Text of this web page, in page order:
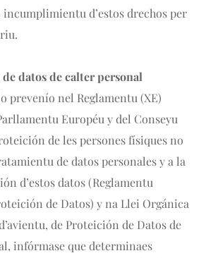
incumplimientu d’estos drechos per
datos de calter personal
prevenío nel Reglamentu (XE)
Européu y del Conseyu
de les persones físiques no
de datos personales y a la
d’estos datos (Reglamentu
de Datos) y na Llei Orgánica
d’avientu, de Proteición de Datos de
infórmase que determinaes